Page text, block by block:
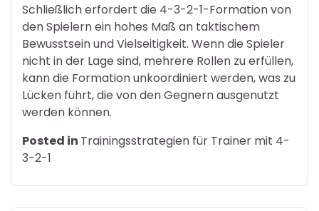
Schließlich erfordert die 4-3-2-1-Formation von
den Spielern ein hohes Maß an taktischem
Bewusstsein und Vielseitigkeit. Wenn die Spieler
nicht in der Lage sind, mehrere Rollen zu erfüllen,
kann die Formation unkoordiniert werden, was zu
Lücken führt, die von den Gegnern ausgenutzt
werden können.
Posted in Trainingsstrategien für Trainer mit 4-
3-2-1